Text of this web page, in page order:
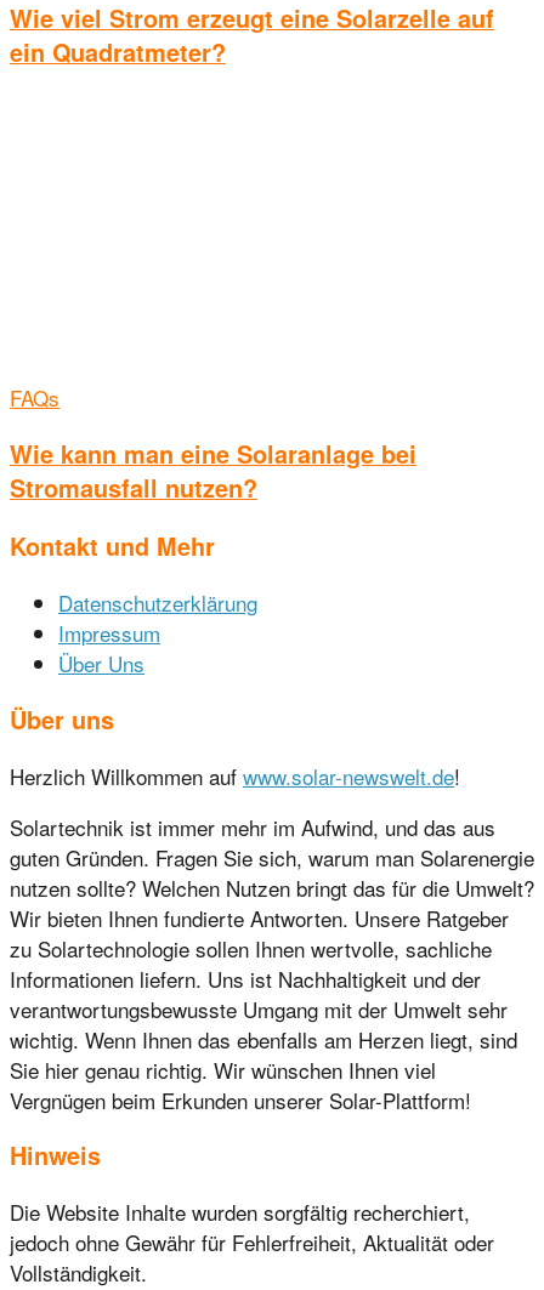
Wie viel Strom erzeugt eine Solarzelle auf
ein Quadratmeter?
FAQs
Wie kann man eine Solaranlage bei
Stromausfall nutzen?
Kontakt und Mehr
Datenschutzerklärung
Impressum
Über Uns
Über uns
Herzlich Willkommen auf www.solar-newswelt.de!
Solartechnik ist immer mehr im Aufwind, und das aus
guten Gründen. Fragen Sie sich, warum man Solarenergie
nutzen sollte? Welchen Nutzen bringt das für die Umwelt?
Wir bieten Ihnen fundierte Antworten. Unsere Ratgeber
zu Solartechnologie sollen Ihnen wertvolle, sachliche
Informationen liefern. Uns ist Nachhaltigkeit und der
verantwortungsbewusste Umgang mit der Umwelt sehr
wichtig. Wenn Ihnen das ebenfalls am Herzen liegt, sind
Sie hier genau richtig. Wir wünschen Ihnen viel
Vergnügen beim Erkunden unserer Solar-Plattform!
Hinweis
Die Website Inhalte wurden sorgfältig recherchiert,
jedoch ohne Gewähr für Fehlerfreiheit, Aktualität oder
Vollständigkeit.